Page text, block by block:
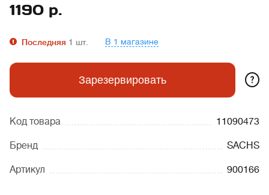
1190 р.
Последняя 1 шт. В 1 магазине
Зарезервировать ?
Код товара 11090473
Бренд SACHS
Артикул 900166